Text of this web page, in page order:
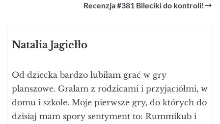
Recenzja #381 Bileciki do kontroli!
Natalia Jagiełło
Od dziecka bardzo lubiłam grać w gry
planszowe. Grałam z rodzicami i przyjaciółmi, w
domu i szkole. Moje pierwsze gry, do których do
dzisiaj mam spory sentyment to: Rummikub i